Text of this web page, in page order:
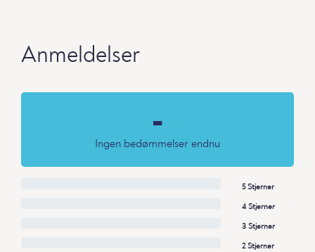
Anmeldelser
-
Ingen bedømmelser endnu
5 Stjerner
4 Stjerner
3 Stjerner
2 Stjerner